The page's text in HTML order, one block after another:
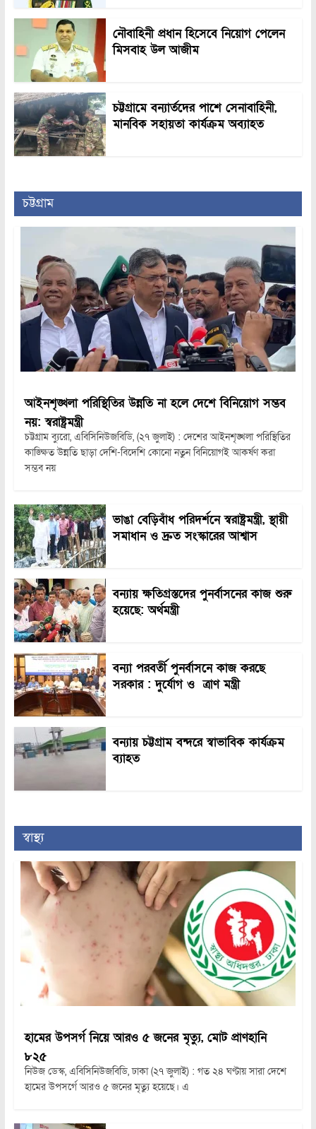
নৌবাহিনী প্রধান হিসেবে নিয়োগ পেলেন
মিসবাহ উল আজীম
চট্টগ্রামে বন্যার্তদের পাশে সেনাবাহিনী,
মানবিক সহায়তা কার্যক্রম অব্যাহত
চট্টগ্রাম
আইনশৃঙ্খলা পরিস্থিতির উন্নতি না হলে দেশে বিনিয়োগ সম্ভব
নয়: স্বরাষ্ট্রমন্ত্রী
চট্টগ্রাম ব্যুরো, এবিসিনিউজবিডি, (২৭ জুলাই) : দেশের আইনশৃঙ্খলা পরিস্থিতির
কাঙ্ক্ষিত উন্নতি ছাড়া দেশি-বিদেশি কোনো নতুন বিনিয়োগই আকর্ষণ করা
সম্ভব নয়
ভাঙা বেড়িবাঁধ পরিদর্শনে স্বরাষ্ট্রমন্ত্রী, স্থায়ী
সমাধান ও দ্রুত সংস্কারের আশ্বাস
বন্যায় ক্ষতিগ্রস্তদের পুনর্বাসনের কাজ শুরু
হয়েছে: অর্থমন্ত্রী
বন্যা পরবর্তী পুনর্বাসনে কাজ করছে
সরকার : দুর্যোগ ও ত্রাণ মন্ত্রী
বন্যায় চট্টগ্রাম বন্দরে স্বাভাবিক কার্যক্রম
ব্যাহত
স্বাস্থ্য
হামের উপসর্গ নিয়ে আরও ৫ জনের মৃত্যু, মোট প্রাণহানি
৮২৫
নিউজ ডেস্ক, এবিসিনিউজবিডি, ঢাকা (২৭ জুলাই) : গত ২৪ ঘণ্টায় সারা দেশে
হামের উপসর্গে আরও ৫ জনের মৃত্যু হয়েছে। এ